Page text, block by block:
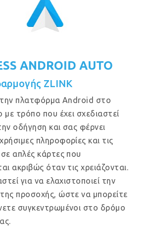
ANDROID AUTO
ZLINK
την πλατφόρμα Android στο
με τρόπο που έχει σχεδιαστεί
οδήγηση και σας φέρνει
πληροφορίες και τις
απλές κάρτες που
ακριβώς όταν τις χρειάζονται.
για να ελαχιστοποιεί την
προσοχής, ώστε να μπορείτε
συγκεντρωμένοι στο δρόμο